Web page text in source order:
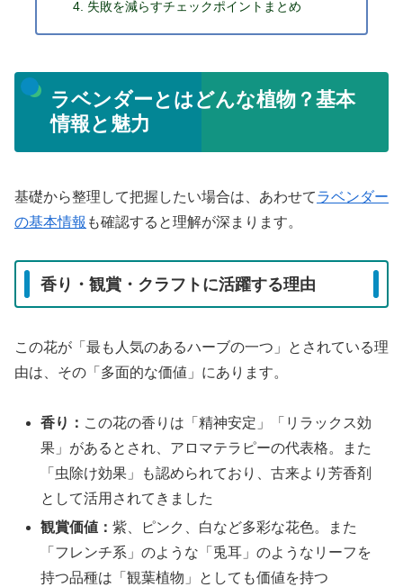
失敗を減らすチェックポイントまとめ
ラベンダーとはどんな植物？基本
情報と魅力
基礎から整理して把握したい場合は、あわせてラベンダー
の基本情報 も確認すると理解が深まります。
香り・観賞・クラフトに活躍する理由
この花が「最も人気のあるハーブの一つ」とされている理
由は、その「多面的な価値」にあります。
香り： この花の香りは「精神安定」「リラックス効
果」があるとされ、アロマテラピーの代表格。また
「虫除け効果」も認められており、古来より芳香剤
として活用されてきました
観賞価値：紫、ピンク、白など多彩な花色。また
「フレンチ系」のような「兎耳」のようなリーフを
持つ品種は「観葉植物」としても価値を持つ